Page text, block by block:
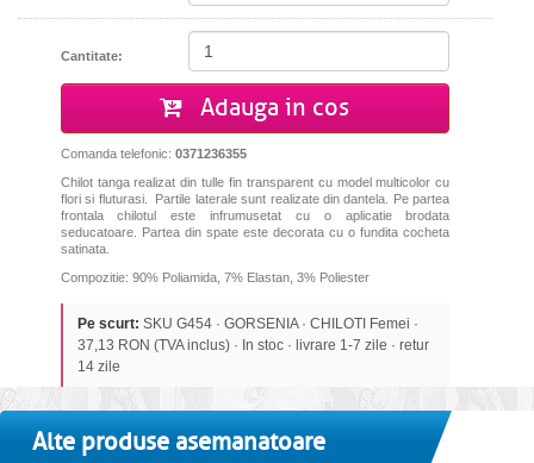
Cantitate:
Adauga in cos
Comanda telefonic: 0371236355
Chilot tanga realizat din tulle fin transparent cu model multicolor cu
flori si fluturasi. Partile laterale sunt realizate din dantela. Pe partea
frontala chilotul este infrumusetat cu o aplicatie brodata
seducatoare. Partea din spate este decorata cu o fundita cocheta
satinata.
Compozitie: 90% Poliamida, 7% Elastan, 3% Poliester
Pe scurt: SKU G454 · GORSENIA · CHILOTI Femei ·
37,13 RON (TVA inclus) · In stoc · livrare 1-7 zile · retur
14 zile
Alte produse asemanatoare